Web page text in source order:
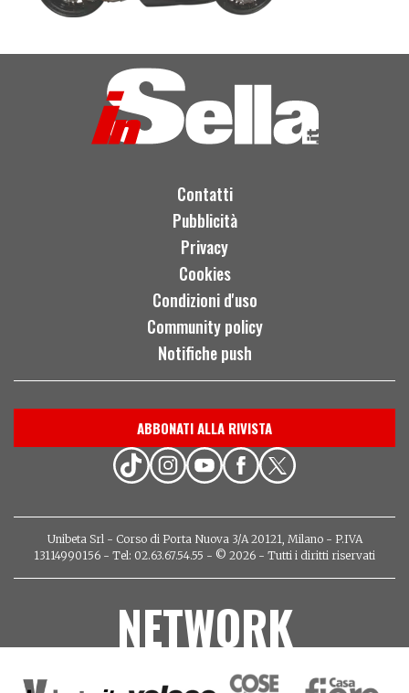
Contatti
Pubblicità
Privacy
Cookies
Condizioni d'uso
Community policy
Notifiche push
ABBONATI ALLA RIVISTA
Unibeta Srl - Corso di Porta Nuova 3/A 20121, Milano - P.IVA
13114990156 - Tel: 02.63.67.54.55 - © 2026 - Tutti i diritti riservati
NETWORK